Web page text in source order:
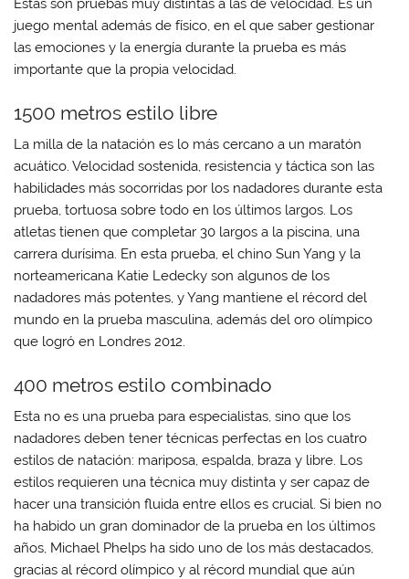
Estas son pruebas muy distintas a las de velocidad. Es un
juego mental además de físico, en el que saber gestionar
las emociones y la energía durante la prueba es más
importante que la propia velocidad.
1500 metros estilo libre
La milla de la natación es lo más cercano a un maratón
acuático. Velocidad sostenida, resistencia y táctica son las
habilidades más socorridas por los nadadores durante esta
prueba, tortuosa sobre todo en los últimos largos. Los
atletas tienen que completar 30 largos a la piscina, una
carrera durísima. En esta prueba, el chino Sun Yang y la
norteamericana Katie Ledecky son algunos de los
nadadores más potentes, y Yang mantiene el récord del
mundo en la prueba masculina, además del oro olímpico
que logró en Londres 2012.
400 metros estilo combinado
Esta no es una prueba para especialistas, sino que los
nadadores deben tener técnicas perfectas en los cuatro
estilos de natación: mariposa, espalda, braza y libre. Los
estilos requieren una técnica muy distinta y ser capaz de
hacer una transición fluida entre ellos es crucial. Si bien no
ha habido un gran dominador de la prueba en los últimos
años, Michael Phelps ha sido uno de los más destacados,
gracias al récord olímpico y al récord mundial que aún